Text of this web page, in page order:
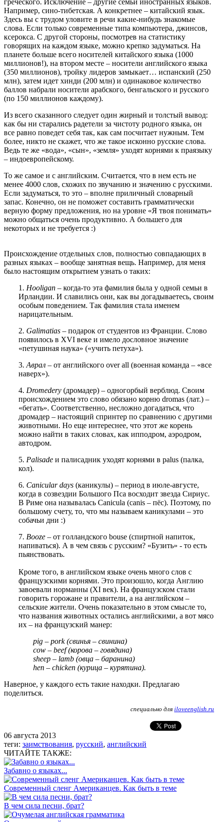
Например, сино-тибетская. А конкретнее – китайский язык.
Здесь вы с трудом уловите в речи какие-нибудь знакомые
слова. Если только современные типа компьютера, джинсов,
ксерокса. С другой стороны, посмотрев на статистику
говорящих на каждом языке, можно крепко задуматься. На
планете больше всего носителей китайского языка (1000
миллионов!), на втором месте – носители английского языка
(350 миллионов), тройку лидеров замыкает… испанский (250
млн), затем идет хинди (200 млн) и одинаковое количество
баллов набрали носители арабского, бенгальского и русского
(по 150 миллионов каждому).
Из всего сказанного следует один жирный и толстый вывод:
как бы ни старались радетели за чистоту родного языка, он
все равно поведет себя так, как сам посчитает нужным. Тем
более, никто не скажет, что же такое исконно русские слова.
Ведь те же «вода», «сын», «земля» уходят корнями к праязыку
– индоевропейскому.
То же самое и с английским. Считается, что в нем есть не
менее 4000 слов, схожих по звучанию и значению с русскими.
Если задуматься, то это – вполне приличный словарный
запас. Конечно, он не поможет составить грамматически
верную форму предложения, но на уровне «Я твоя понимать»
можно общаться очень продуктивно. А большего для
некоторых и не требуется :)
Происхождение отдельных слов, полностью совпадающих в
разных языках – вообще занятная вещь. Например, для меня
было настоящим открытием узнать о таких:
1. Hooligan – когда-то эта фамилия была у одной семьи в
Ирландии. И славились они, как вы догадываетесь, своим
особым поведением. Так фамилия стала именем
нарицательным.
2. Galimatias – подарок от студентов из Франции. Слово
появилось в XVI веке и имело дословное значение
«петушиная наука» («учить петуха»).
3. Аврал – от английского over all (военная команда – «все
наверх»).
4. Dromedery (дромадер) – одногорбый верблюд. Своим
происхождением это слово обязано корню dromas (лат.) –
«бегать». Соответственно, несложно догадаться, что
дромадер – настоящий спринтер по сравнению с другими
животными. Но еще интереснее, что этот же корень
можно найти в таких словах, как ипподром, аэродром,
автодром.
5. Palisade и палисадник уходят корнями в palus (палка,
кол).
6. Canicular days (каникулы) – период в июле-августе,
когда в созвездии Большого Пса восходит звезда Сириус.
В Риме она называлась Canicula (canis – пёс). Поэтому, по
большому счету, то, что мы называем каникулами – это
собачьи дни :)
7. Booze – от голландского bouse (спиртной напиток,
напиваться). А в чем связь с русским? «Бузить» - то есть
пьянствовать.
Кроме того, в английском языке очень много слов с
французскими корнями. Это произошло, когда Англию
завоевали норманны (XI век). На французском стали
говорить горожане и правители, а на английском –
сельские жители. Очень показательно в этом смысле то,
что названия животных остались английскими, а вот мясо
их – на французский манер:
pig – pork (свинья – свинина)
cow – beef (корова – говядина)
sheep – lamb (овца – баранина)
hen – chicken (курица – курятина).
Наверное, у каждого есть такие находки. Предлагаю
поделиться.
специально для iloveenglish.ru
06 августа 2013
теги: заимствования, русский, английский
ЧИТАЙТЕ ТАКЖЕ:
Забавно о языках...
Современный сленг Американцев. Как быть в теме
В чем сила песни, брат?